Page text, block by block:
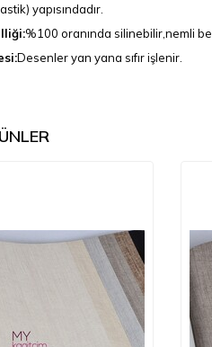
yapısındadır.
%100 oranında silinebilir,nemli
Desenler yan yana sıfır işlenir.